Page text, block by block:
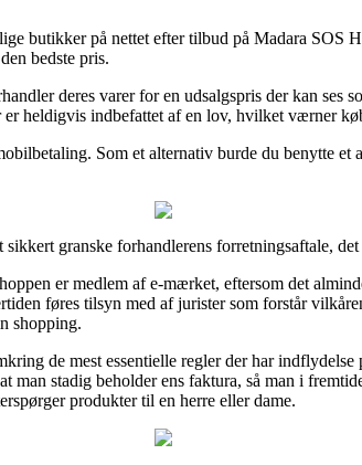
butikker på nettet efter tilbud på Madara SOS
bedste pris.
deres varer for en udsalgspris der kan ses
heldigvis indbefattet af en lov, hvilket værner
Som et alternativ burde du benytte
granske forhandlerens forretningsaftale,
er medlem af e-mærket, eftersom det
føres tilsyn med af jurister som forstår
shopping.
de mest essentielle regler der har
man stadig beholder ens faktura, så man i
produkter til en herre eller dame.